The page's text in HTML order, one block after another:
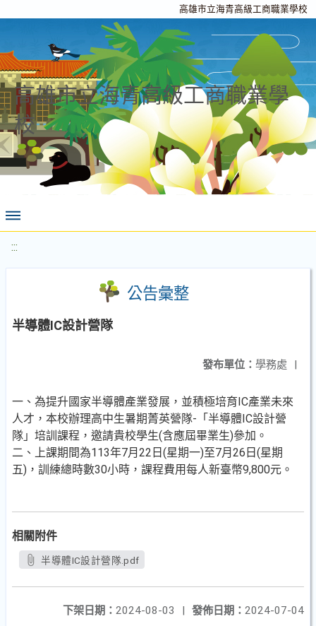
高雄市立海青高級工商職業學校
高雄市立海青高級工商職業學
校
:::
公告彙整
半導體IC設計營隊
發布單位： 學務處 |
一、為提升國家半導體產業發展，並積極培育IC產業未來
人才，本校辦理高中生暑期菁英營隊-「半導體IC設計營
隊」培訓課程，邀請貴校學生(含應屆畢業生)參加。
二、上課期間為113年7月22日(星期一)至7月26日(星期
五)，訓練總時數30小時，課程費用每人新臺幣9,800元。
相關附件
半導體IC設計營隊.pdf
發佈日期： 2024-07-04
下架日期： 2024-08-03
|